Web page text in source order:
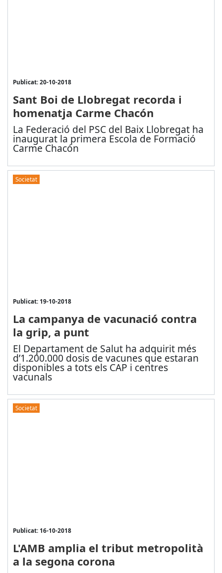
Publicat: 20-10-2018
Sant Boi de Llobregat recorda i
homenatja Carme Chacón
La Federació del PSC del Baix Llobregat ha
inaugurat la primera Escola de Formació
Carme Chacón
Societat
Publicat: 19-10-2018
La campanya de vacunació contra
la grip, a punt
El Departament de Salut ha adquirit més
d’1.200.000 dosis de vacunes que estaran
disponibles a tots els CAP i centres
vacunals
Societat
Publicat: 16-10-2018
L'AMB amplia el tribut metropolità
a la segona corona